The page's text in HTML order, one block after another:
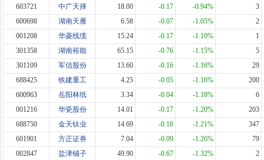
603721
中广天择 18.00 -0.17 -0.94%
3
600698
湖南天雁 6.58 -0.07 -1.05%
2
001208
华菱线缆 15.24 -0.17 -1.10%
1
301358
湖南裕能 65.15 -0.76 -1.15%
5
301109
军信股份 13.60 -0.16 -1.16%
29
688425
铁建重工 4.25 -0.05 -1.16%
200
600963
岳阳林纸 3.34 -0.04 -1.18%
6
001216
华瓷股份 14.01 -0.17 -1.20%
203
688750
金天钛业 14.69 -0.18 -1.21%
347
601901
方正证券 7.04 -0.09 -1.26%
79
002847
盐津铺子 49.90 -0.67 -1.32% 2